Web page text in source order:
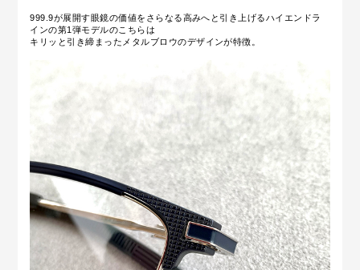
999.9が展開す眼鏡の価値をさらなる高みへと引き上げるハイエンドラ
インの第1弾モデルのこちらは
キリッと引き締まったメタルブロウのデザインが特徴。